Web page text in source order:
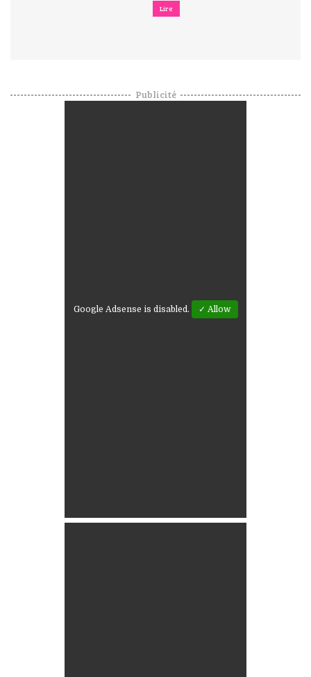
Lire
Publicité
Google Adsense is disabled. ✓ Allow